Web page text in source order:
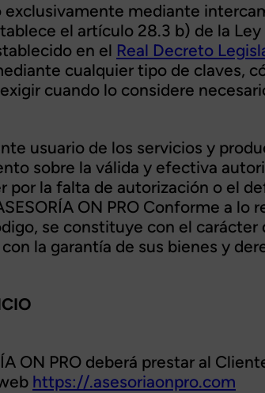
exclusivamente mediante
el artículo 28.3 b) de la
en el Real Decreto
cualquier tipo de claves,
exigir cuando lo considere
usuario de los servicios y
sobre la válida y efectiva
por la falta de autorización o el
ON PRO Conforme a lo
se constituye con el
la garantía de sus bienes y
ON PRO deberá prestar al
https://.asesoriaonpro.com